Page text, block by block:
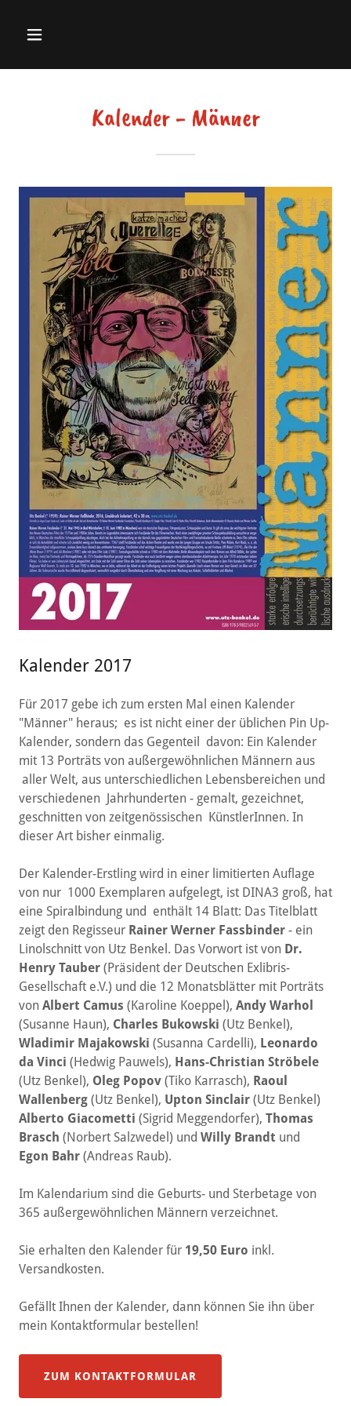
Kalender - Männer
Kalender 2017
Für 2017 gebe ich zum ersten Mal einen Kalender
"Männer" heraus; es ist nicht einer der üblichen Pin Up-
Kalender, sondern das Gegenteil davon: Ein Kalender
mit 13 Porträts von außergewöhnlichen Männern aus
aller Welt, aus unterschiedlichen Lebensbereichen und
verschiedenen Jahrhunderten - gemalt, gezeichnet,
geschnitten von zeitgenössischen KünstlerInnen. In
dieser Art bisher einmalig.
Der Kalender-Erstling wird in einer limitierten Auflage
von nur 1000 Exemplaren aufgelegt, ist DINA3 groß, hat
eine Spiralbindung und enthält 14 Blatt: Das Titelblatt
zeigt den Regisseur Rainer Werner Fassbinder - ein
Linolschnitt von Utz Benkel. Das Vorwort ist von Dr.
Henry Tauber (Präsident der Deutschen Exlibris-
Gesellschaft e.V.) und die 12 Monatsblätter mit Porträts
von Albert Camus (Karoline Koeppel), Andy Warhol
(Susanne Haun), Charles Bukowski (Utz Benkel),
Wladimir Majakowski (Susanna Cardelli), Leonardo
da Vinci (Hedwig Pauwels), Hans-Christian Ströbele
(Utz Benkel), Oleg Popov (Tiko Karrasch), Raoul
Wallenberg (Utz Benkel), Upton Sinclair (Utz Benkel)
Alberto Giacometti (Sigrid Meggendorfer), Thomas
Brasch (Norbert Salzwedel) und Willy Brandt und
Egon Bahr (Andreas Raub).
Im Kalendarium sind die Geburts- und Sterbetage von
365 außergewöhnlichen Männern verzeichnet.
Sie erhalten den Kalender für 19,50 Euro inkl.
Versandkosten.
Gefällt Ihnen der Kalender, dann können Sie ihn über
mein Kontaktformular bestellen!
ZUM KONTAKTFORMULAR